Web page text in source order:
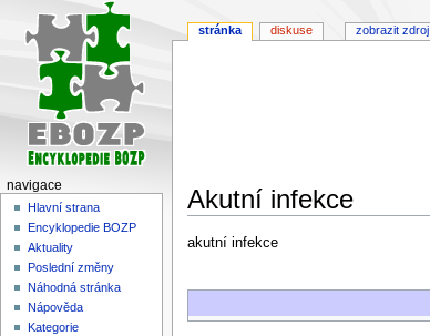
Akutní infekce
Skočit
Skočit
akutní infekce
stránka diskuse zobrazit zdroj
navigace
Hlavní strana
Encyklopedie BOZP
Aktuality
Poslední změny
Náhodná stránka
Nápověda
Kategorie